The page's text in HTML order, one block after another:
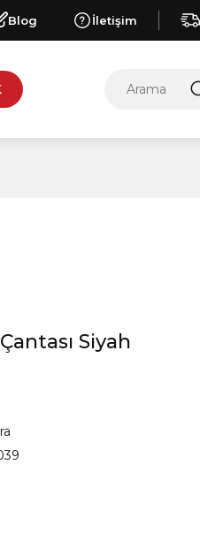
Blog İletişim
Siyah